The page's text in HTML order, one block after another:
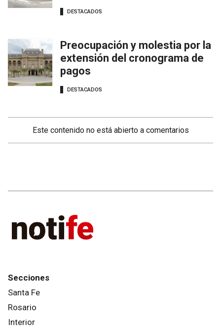
DESTACADOS
Preocupación y molestia por la
extensión del cronograma de
pagos
DESTACADOS
Este contenido no está abierto a comentarios
Secciones
Santa Fe
Rosario
Interior